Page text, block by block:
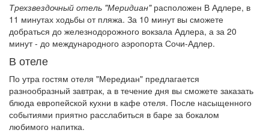
Трехзвездочный отель "Меридиан"расположен В Адлере, в
11 минутах ходьбы от пляжа. За 10 минут вы сможете
добраться до железнодорожного вокзала Адлера, а за 20
минут - до международного аэропорта Сочи-Адлер.
В отеле
По утра гостям отеля "Мередиан" предлагается
разнообразный завтрак, а в течение дня вы сможете заказать
блюда европейской кухни в кафе отеля. После насыщенного
событиями приятно расслабиться в баре за бокалом
любимого напитка.